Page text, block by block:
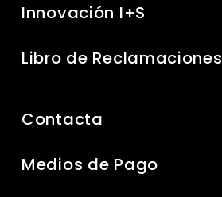
Innovación I+S
Libro de Reclamaciones
Contacta
Medios de Pago